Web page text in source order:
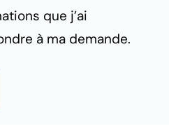
que j’ai
à ma demande.